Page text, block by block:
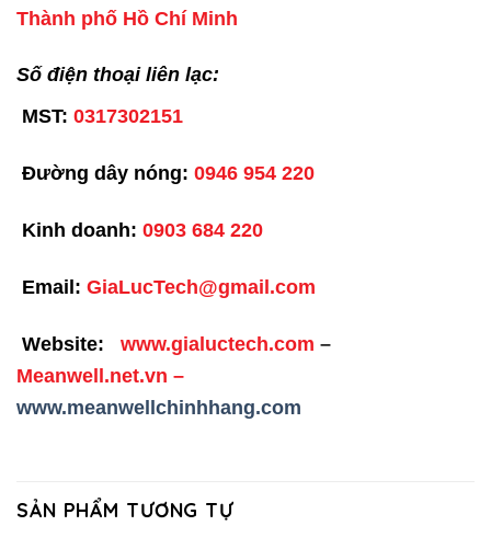
Thành phố Hồ Chí Minh
Số điện thoại liên lạc:
MST: 0317302151
Đường dây nóng: 0946 954 220
Kinh doanh: 0903 684 220
Email: GiaLucTech@gmail.com
Website: www.gialuctech.com –
Meanwell.net.vn –
www.meanwellchinhhang.com
SẢN PHẨM TƯƠNG TỰ